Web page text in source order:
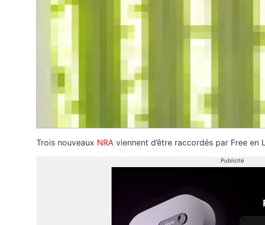
Trois nouveaux NRA viennent d’être raccordés par Free en
Publicité